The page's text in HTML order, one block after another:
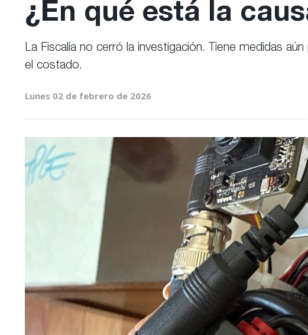
¿En qué está la
La Fiscalía no cerró la investigación. Tiene medidas
el costado.
Lunes 02 de febrero de 2026